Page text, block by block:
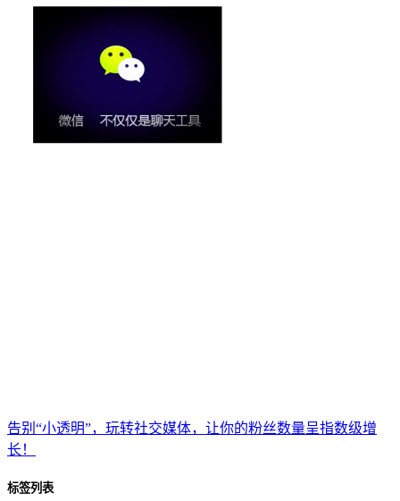
告别“小透明”，玩转社交媒体，让你的粉丝数量呈指数级增
长！
标签列表